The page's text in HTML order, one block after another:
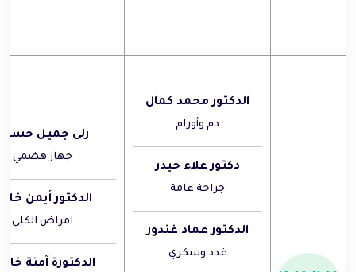
الدكتور محمد كمال
دم وأورام
دكتور علاء حيدر
جراحة عامة
الدكتور عماد غندور
غدد وسكري
رلى جميل
جهاز هضمي
الدكتور أيمن
امراض الكلى
الدكتورة آمنة